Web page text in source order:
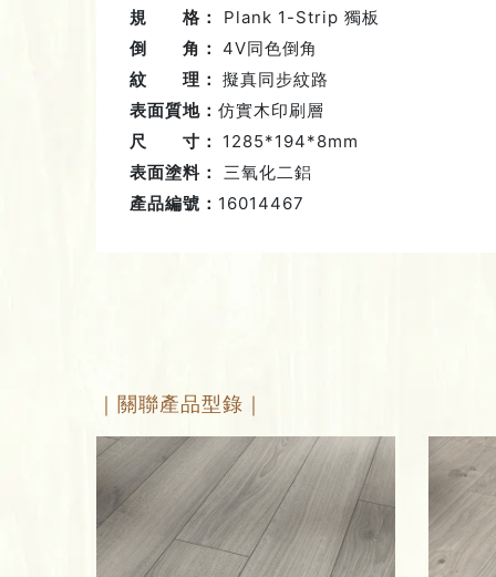
規 格：
Plank 1-Strip 獨板
倒 角： 4V同色倒角
紋 理： 擬真同步紋路
表面質地： 仿實木印刷層
尺 寸：
1285*194*8mm
表面塗料：
三氧化二鋁
產品編號： 16014467
｜關聯產品型錄｜